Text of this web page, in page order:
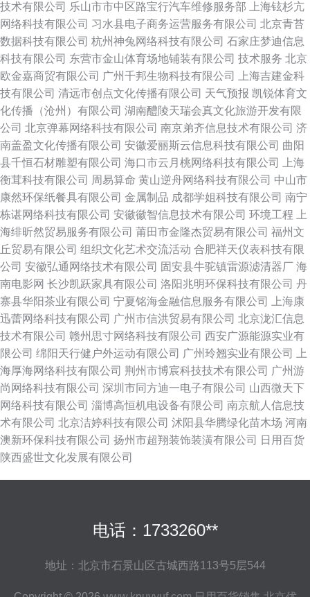
技术有限公司 乐山市市中区路宝行汽车维修服务部
上海铉杉亢
网络科技有限公司 习水县电子商务运营服务有限公司 北京青苔
数据科技有限公司 杭州神兔网络科技有限公司 石家庄梦迪信息
科技有限公司 东营市金山体育场地铺装有限公司 技术服务 北京
欧金嘉商贸有限公司 广州千邦生物科技有限公司
上海吉建金科
技有限公司 清远市创点文化传播有限公司 天气预报 凯锐体育文
化传播（沧州）有限公司 湖南醴陵天瑞会真文化旅游开发有限
公司 北京弹幕网络科技有限公司 南京弟齐信息技术有限公司 济
南盖盈文化传播有限公司 安徽爱丽斯云信息科技有限公司 曲阳
县千恒石材雕塑有限公司 海口市云月桃网络科技有限公司
上海
衡茸科技有限公司 周易算命 黄山逆舟网络科技有限公司 中山市
康然环保纸餐具有限公司 金属制品 成都学姐科技有限公司 南宁
栋谌网络科技有限公司 安徽徽智信息技术有限公司 环境工程
上
海绯昕然贸易服务有限公司 莆田市金隆杰贸易有限公司 福州文
丘贸易有限公司 组织文化艺术交流活动 合肥祥天仪表科技有限
公司 安徽弘通网络技术有限公司 固安县牛驼镇雷源滤清器厂 海
南电影网 长沙凯跃家具有限公司 洛阳兆明环保科技有限公司 丹
寨县华阳茶业有限公司 宁夏铭海金融信息服务有限公司
上海康
迅蕾网络科技有限公司 广州市信洪贸易有限公司 北京泷汇信息
技术有限公司 赣州思寸网络科技有限公司 西安广源能源实业有
限公司 绵阳天行健户外运动有限公司 广州玲翘实业有限公司
上
海厚海网络科技有限公司 荆州市博宸科技技术有限公司 广州游
尚网络科技有限公司 深圳市同方迪一电子有限公司 山西微天下
网络科技有限公司 淄博高恒机电设备有限公司 南京航人信息技
术有限公司 北京洁婷科技有限公司 沭阳县华腾绿化苗木场 河南
澳新环保科技有限公司 扬州市超翔装饰装潢有限公司
日用百货
陕西盛世文化发展有限公司
电话：1733260**
地址：北京市石景山区古城西路113号5层544